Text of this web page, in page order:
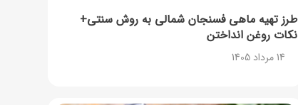
طرز تهیه ماهی فسنجان شمالی به روش سنتی+
نکات روغن انداختن
14 مرداد 1405